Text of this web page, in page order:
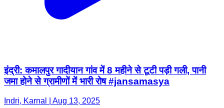
इंद्री: कमालपुर गादीयान गांव में 8 महीने से टूटी पड़ी गली, पानी
जमा होने से ग्रामीणों में भारी रोष #jansamasya
Indri, Karnal | Aug 13, 2025